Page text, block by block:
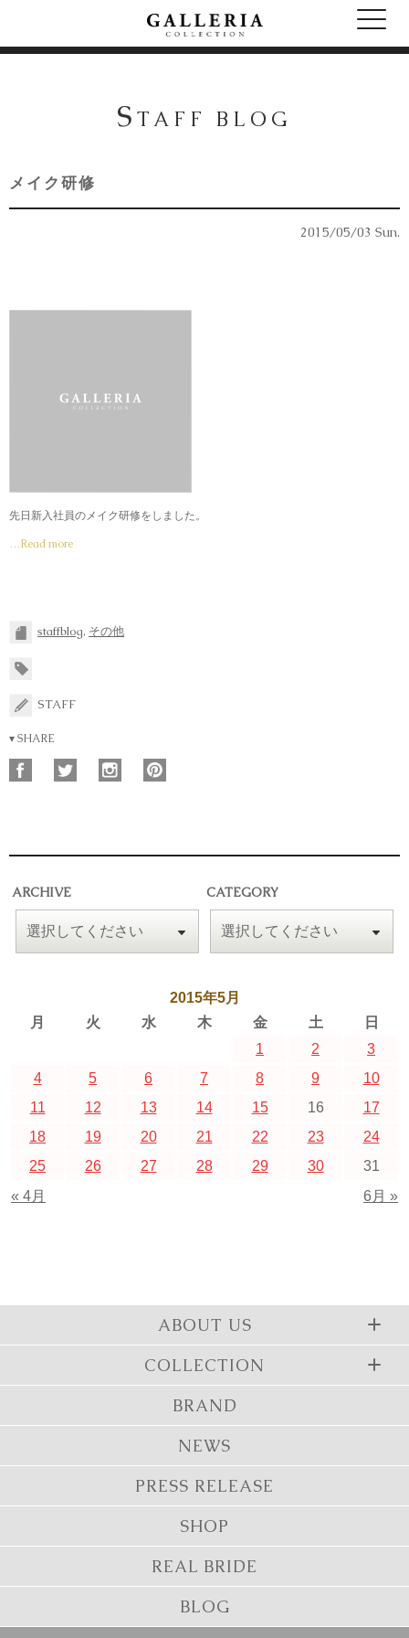
S TAFF BLOG
メイク研修
2015/05/03 Sun.
先日新入社員のメイク研修をしました。
…Read more
staffblog, その他
STAFF
▾ SHARE
ARCHIVE CATEGORY
2015年5月
月
火 水 木 金 土 日
« 4月 6月 »
1 2
3
4
5 6 7 8 9
10
11
12 13 14 15 16
17
18
19 20 21 22 23
24
25
26 27 28 29 30 31
ABOUT US
COLLECTION
BRAND
NEWS
PRESS RELEASE
SHOP
REAL BRIDE
BLOG